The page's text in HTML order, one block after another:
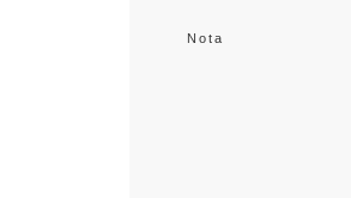
Nota